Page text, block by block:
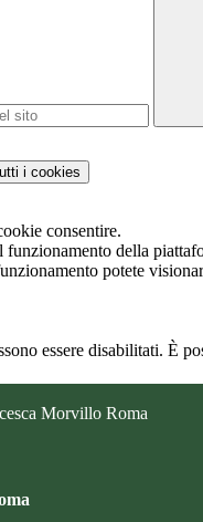
i cookies
consentire.
della
potete
essere disabilitati. È
Morvillo Roma